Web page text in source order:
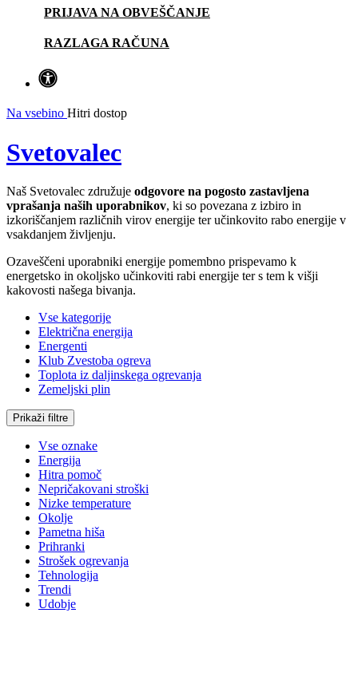
PRIJAVA NA OBVEŠČANJE
RAZLAGA RAČUNA
Na vsebino Hitri dostop
Svetovalec
Naš Svetovalec združuje odgovore na pogosto zastavljena
vprašanja naših uporabnikov, ki so povezana z izbiro in
izkoriščanjem različnih virov energije ter učinkovito rabo energije v
vsakdanjem življenju.
Ozaveščeni uporabniki energije pomembno prispevamo k
energetsko in okoljsko učinkoviti rabi energije ter s tem k višji
kakovosti našega bivanja.
Vse kategorije
Električna energija
Energenti
Klub Zvestoba ogreva
Toplota iz daljinskega ogrevanja
Zemeljski plin
Prikaži filtre
Vse oznake
Energija
Hitra pomoč
Nepričakovani stroški
Nizke temperature
Okolje
Pametna hiša
Prihranki
Strošek ogrevanja
Tehnologija
Trendi
Udobje